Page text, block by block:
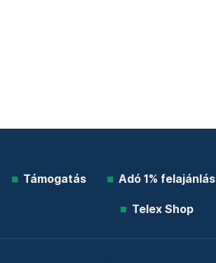
Támogatás Adó 1% felajánlás
Telex Shop